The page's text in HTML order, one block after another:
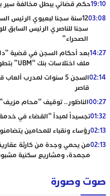
19:10حكم قضائي يبطل مخالفة سير
03:08
سجنا للناصري الرئيس السابق
الصحراء”
14:27بعد أحكام السجن في قضية
ملف اختلاسات بنك “UBM” بتطوان
02:14
السجن 5 سنوات لمدرب
قاصر
00:27الناظور.. توقيف “محام
01:32تجسيداً لمبدأ “القضاء في خدمة
02:13رؤساء ونقباء للمحامين
02:13من يحمي وجدة من كارثة
مجمدة، ومشاريع سكنية
صوت وصورة